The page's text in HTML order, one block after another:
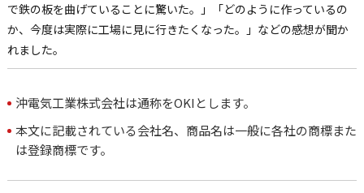
で鉄の板を曲げていることに驚いた。」「どのように作っているの
か、今度は実際に工場に見に行きたくなった。」などの感想が聞か
れました。
沖電気工業株式会社は通称をOKIとします。
本文に記載されている会社名、商品名は一般に各社の商標また
は登録商標です。